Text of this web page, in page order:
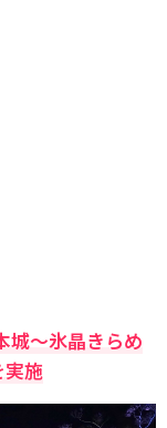
城～氷晶きらめ
実施